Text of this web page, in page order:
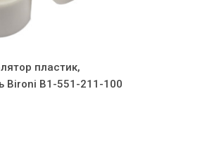
пластик,
Bironi B1-551-211-100